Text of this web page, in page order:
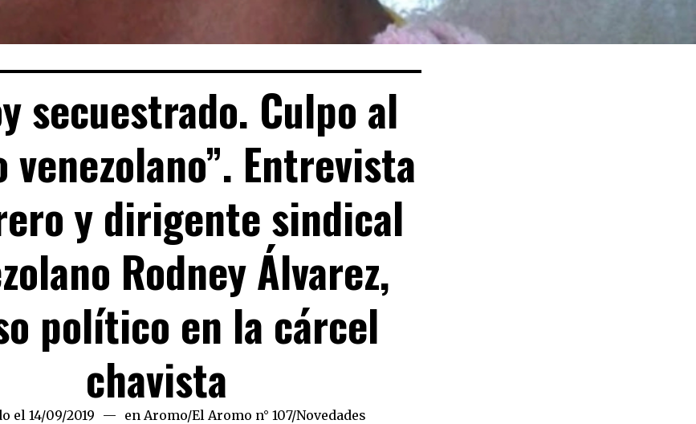
secuestrado. Culpo al
venezolano”. Entrevista
y dirigente sindical
Rodney Álvarez,
político en la cárcel
chavista
el 14/09/2019 19/11/2019
en Aromo/El Aromo n° 107/Novedades